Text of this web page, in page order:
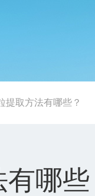
提取方法有哪些？
有哪